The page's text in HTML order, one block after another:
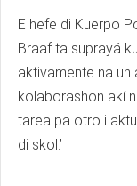
E hefe di Kuerpo
Braaf ta suprayá
aktivamente na
kolaborashon akí
tarea pa otro i
di skol.’